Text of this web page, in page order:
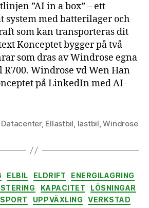
mobila
datacenter
”AI in a box” – ett
system med batterilager och
som kan transporteras dit
Konceptet bygger på två
som dras av Windrose egna
Windrose vd Wen Han
på LinkedIn med AI-
Datacenter, Ellastbil, lastbil,Windrose
Kategorier
ELBIL ELDRIFT
ENERGILAGRING
KAPACITET
LÖSNINGAR
UPPVÄXLING VERKSTAD